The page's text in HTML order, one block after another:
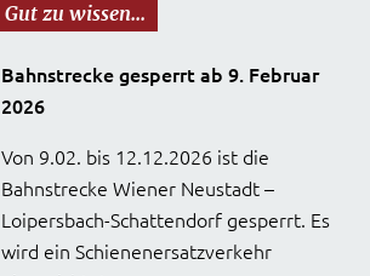
Gut zu wissen...
Bahnstrecke gesperrt ab 9. Februar
2026
Von 9.02. bis 12.12.2026 ist die
Bahnstrecke Wiener Neustadt –
Loipersbach-Schattendorf gesperrt. Es
wird ein Schienenersatzverkehr